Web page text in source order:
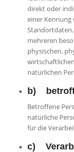
direkt oder
einer Kennung
mehreren
physischen,
natürlichen
b)
Betroffene
natürliche
für die
c)